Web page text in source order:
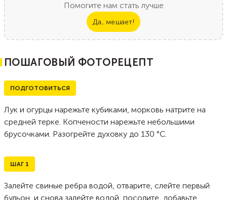
Помогите нам стать лучше
Да, мешает!
ПОШАГОВЫЙ ФОТОРЕЦЕПТ
ПОДГОТОВИТЬСЯ
Лук и огурцы нарежьте кубиками, морковь натрите на
средней терке. Копчености нарежьте небольшими
брусочками. Разогрейте духовку до 130 °С.
ШАГ 1
Залейте свиные ребра водой, отварите, слейте первый
бульон, и снова залейте водой, посолите, добавьте